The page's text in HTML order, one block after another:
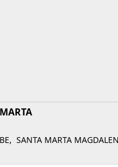
SANTA MARTA